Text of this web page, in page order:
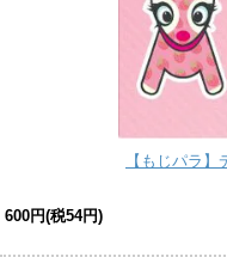
【もじパラ
600円(税54円)